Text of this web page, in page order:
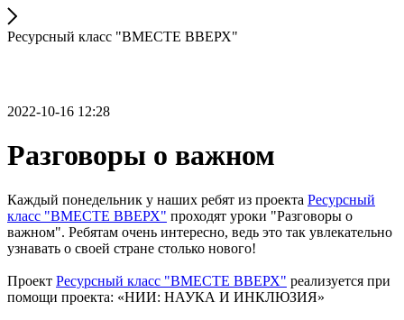
Ресурсный класс "ВМЕСТЕ ВВЕРХ"
2022-10-16 12:28
Разговоры о важном
Каждый понедельник у наших ребят из проекта Ресурсный
класс "ВМЕСТЕ ВВЕРХ" проходят уроки "Разговоры о
важном". Ребятам очень интересно, ведь это так увлекательно
узнавать о своей стране столько нового!
Проект Ресурсный класс "ВМЕСТЕ ВВЕРХ" реализуется при
помощи проекта: «НИИ: НАУКА И ИНКЛЮЗИЯ»